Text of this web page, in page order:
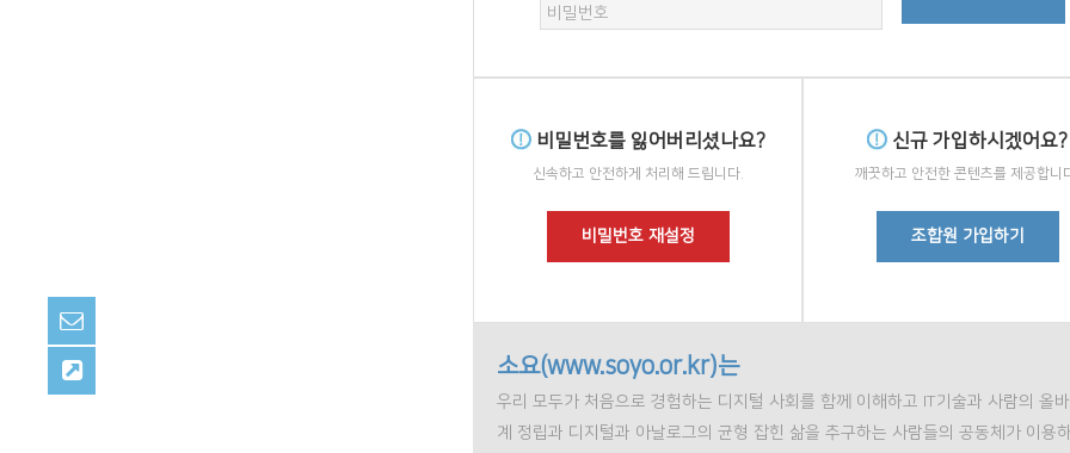
비밀번호를 잃어버리셨나요?
신속하고 안전하게 처리해 드립니다.
비밀번호 재설정
신규 가입하시겠어요?
깨끗하고 안전한 콘텐츠를 제공합니
조합원 가입하기
소요(www.soyo.or.kr)는
우리 모두가 처음으로 경험하는 디지털 사회를 함께 이해하고 IT기술과 사람의 올
계 정립과 디지털과 아날로그의 균형 잡힌 삶을 추구하는 사람들의 공동체가 이용